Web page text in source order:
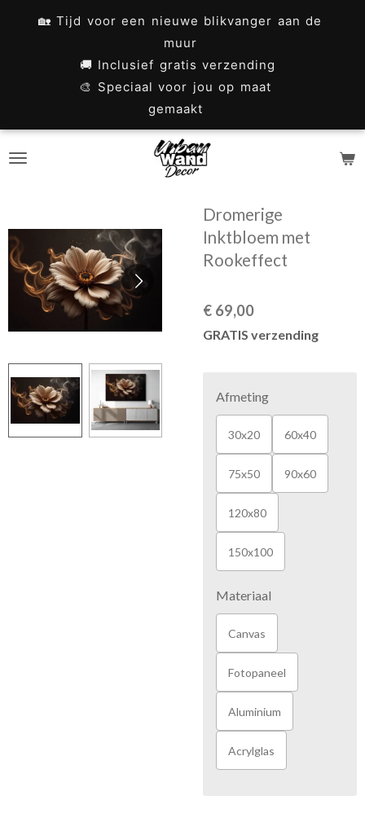
🏡 Tijd voor een nieuwe blikvanger aan de
muur
🚚 Inclusief gratis verzending
🎨 Speciaal voor jou op maat
gemaakt
Dromerige
Inktbloem met
Rookeffect
€ 69,00
GRATIS verzending
Afmeting
30x20 60x40
75x50 90x60
120x80
150x100
Materiaal
Canvas
Fotopaneel
Aluminium
Acrylglas